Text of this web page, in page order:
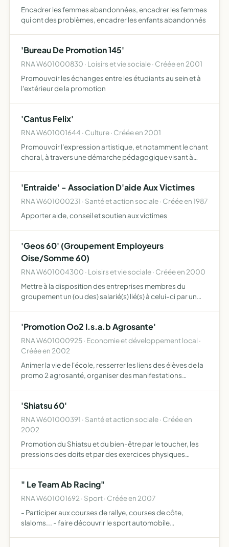
Encadrer les femmes abandonnées, encadrer les femmes
qui ont des problèmes, encadrer les enfants abandonnés
'Bureau De Promotion 145'
RNA W601000830 · Loisirs et vie sociale · Créée en 2001
Promouvoir les échanges entre les étudiants au sein et à
l'extérieur de la promotion
'Cantus Felix'
RNA W601001644 · Culture · Créée en 2001
Promouvoir l'expression artistique, et notamment le chant
choral, à travers une démarche pédagogique visant à
'Entraide' - Association D'aide Aux Victimes
RNA W601000231 · Santé et action sociale · Créée en 1987
Apporter aide, conseil et soutien aux victimes
'Geos 60' (Groupement Employeurs
Oise/Somme 60)
RNA W601004300 · Loisirs et vie sociale · Créée en 2000
Mettre à la disposition des entreprises membres du
groupement un (ou des) salarié(s) lié(s) à celui-ci par un
'Promotion Oo2 I.s.a.b Agrosante'
RNA W601000925 · Economie et développement local ·
Créée en 2002
Animer la vie de l'école, resserrer les liens des élèves de la
promo 2 agrosanté, organiser des manifestations
'Shiatsu 60'
RNA W601000391 · Santé et action sociale · Créée en
2002
Promotion du Shiatsu et du bien-être par le toucher, les
pressions des doits et par des exercices physiques
" Le Team Ab Racing"
RNA W601001692 · Sport · Créée en 2007
- Participer aux courses de rallye, courses de côte,
slaloms... - faire découvrir le sport automobile